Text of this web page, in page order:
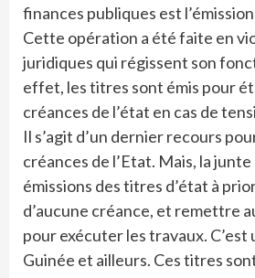
finances publiques est
Cette opération a été faite en
juridiques qui régissent son
effet, les titres sont émis pour
créances de l’état en cas de
Il s’agit d’un dernier recours
créances de l’Etat. Mais, la
émissions des titres d’état à
d’aucune créance, et remettre
pour exécuter les travaux. C’est
Guinée et ailleurs. Ces titres